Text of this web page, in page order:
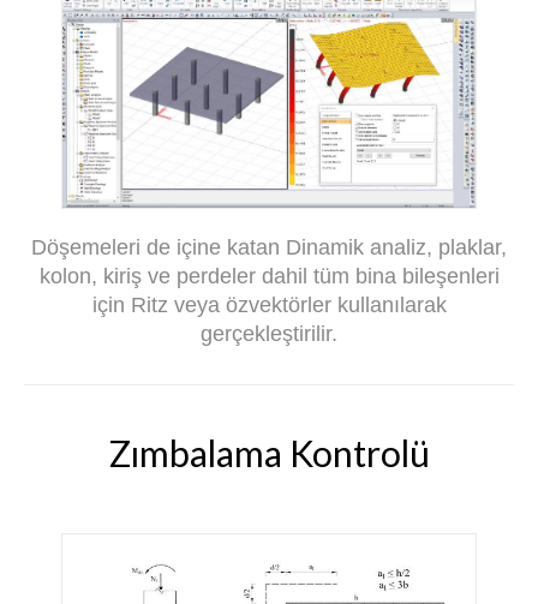
Döşemeleri de içine katan Dinamik analiz, plaklar,
kolon, kiriş ve perdeler dahil tüm bina bileşenleri
için Ritz veya özvektörler kullanılarak
gerçekleştirilir.
Zımbalama Kontrolü